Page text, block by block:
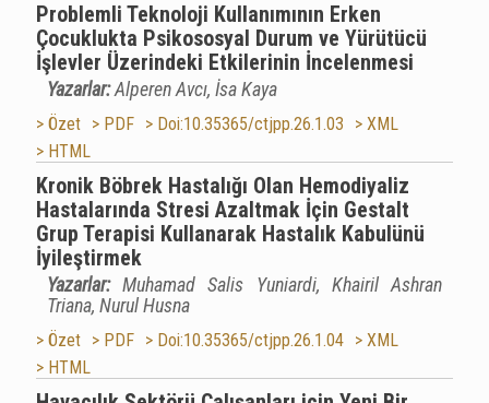
Problemli Teknoloji Kullanımının Erken
Çocuklukta Psikososyal Durum ve Yürütücü
İşlevler Üzerindeki Etkilerinin İncelenmesi
Yazarlar:Alperen Avcı, İsa Kaya
> Özet > PDF > Doi:10.35365/ctjpp.26.1.03
> XML
> HTML
Kronik Böbrek Hastalığı Olan Hemodiyaliz
Hastalarında Stresi Azaltmak İçin Gestalt
Grup Terapisi Kullanarak Hastalık Kabulünü
İyileştirmek
Yazarlar:Muhamad Salis Yuniardi, Khairil Ashran
Triana, Nurul Husna
> Özet > PDF > Doi:10.35365/ctjpp.26.1.04 > XML
> HTML